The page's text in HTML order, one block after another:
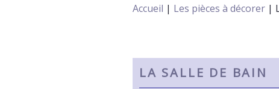
Accueil | Les pièces à décorer |
LA SALLE DE BAIN